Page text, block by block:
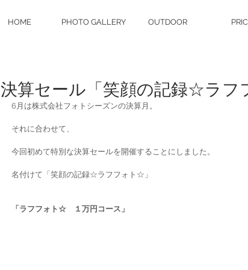
HOME PHOTO GALLERY OUTDOOR
決算セール「笑顔の記録☆ラフ
6月は株式会社フォトシーズンの決算月。
それに合わせて、
今回初めて特別な決算セールを開催することにしました。
名付けて「笑顔の記録☆ラフフォト☆」
「ラフフォト☆　１万円コース」